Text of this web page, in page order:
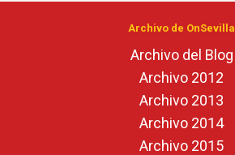
Archivo de OnSevilla
Archivo del Blog
Archivo 2012
Archivo 2013
Archivo 2014
Archivo 2015